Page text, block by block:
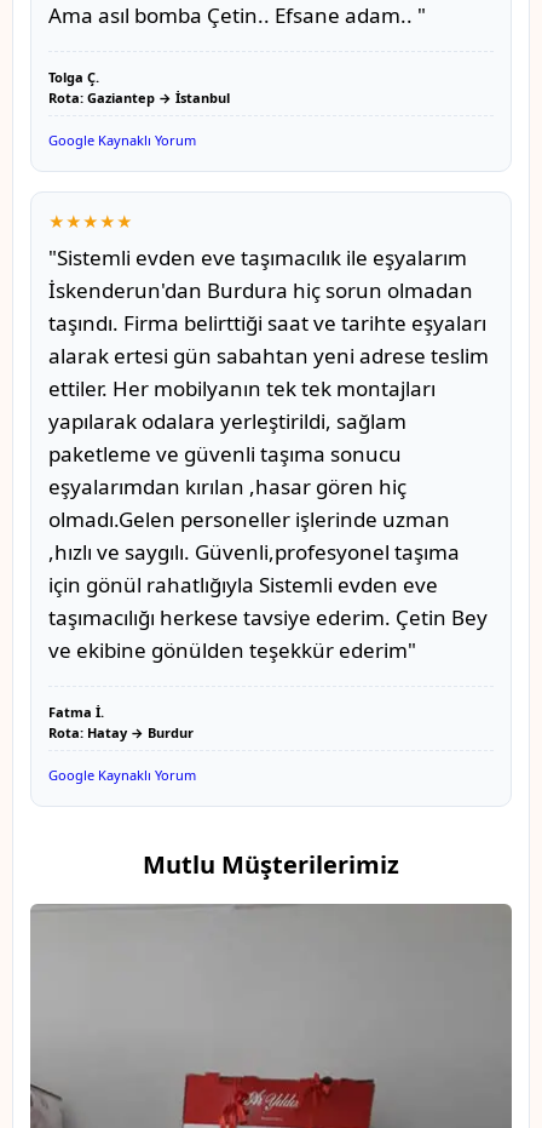
Ama asıl bomba Çetin.. Efsane adam.. "
Tolga Ç.
Rota: Gaziantep → İstanbul
Google Kaynaklı Yorum
★★★★★
"Sistemli evden eve taşımacılık ile eşyalarım
İskenderun'dan Burdura hiç sorun olmadan
taşındı. Firma belirttiği saat ve tarihte eşyaları
alarak ertesi gün sabahtan yeni adrese teslim
ettiler. Her mobilyanın tek tek montajları
yapılarak odalara yerleştirildi, sağlam
paketleme ve güvenli taşıma sonucu
eşyalarımdan kırılan ,hasar gören hiç
olmadı.Gelen personeller işlerinde uzman
,hızlı ve saygılı. Güvenli,profesyonel taşıma
için gönül rahatlığıyla Sistemli evden eve
taşımacılığı herkese tavsiye ederim. Çetin Bey
ve ekibine gönülden teşekkür ederim"
Fatma İ.
Rota: Hatay → Burdur
Google Kaynaklı Yorum
Mutlu Müşterilerimiz